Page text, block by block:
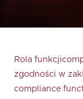
Rola
zgodności w
compliance